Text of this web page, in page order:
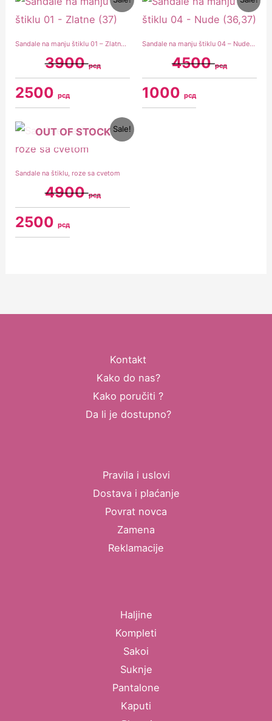
Sandale na manju štiklu 01 – Zlatne (37)
3900рсд
price
was:
3900 рсд.
2500рсд
price
is:
2500 рсд.
Sandale na manju štiklu 04 – Nude (36,37)
4500рсд
price
was:
4500 рсд.
1000 рсд
price
is:
1000 рсд.
Sale!
OUT OF STOCK
Sandale na štiklu, roze sa cvetom
4900рсд
Original
price
4900 рсд.
2500рсд
price
2500 рсд.
Kontakt
Kako do nas?
Kako poručiti ?
Da li je dostupno?
Pravila i uslovi
Dostava i plaćanje
Povrat novca
Zamena
Reklamacije
Haljine
Kompleti
Sakoi
Suknje
Pantalone
Kaputi